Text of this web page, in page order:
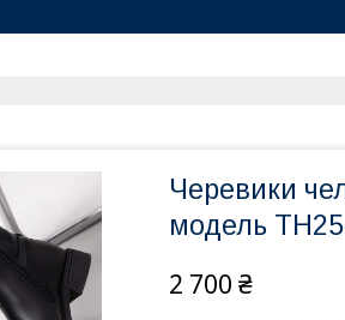
Черевики
модель
2 700 ₴